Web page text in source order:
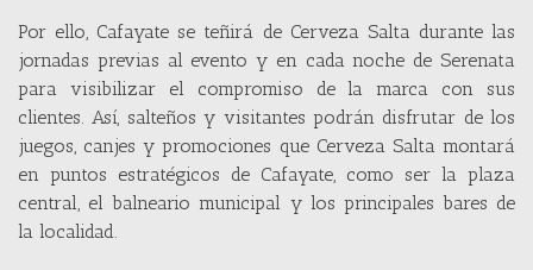
Por ello, Cafayate se teñirá de Cerveza Salta durante las
jornadas previas al evento y en cada noche de Serenata
para visibilizar el compromiso de la marca con sus
clientes. Así, salteños y visitantes podrán disfrutar de los
juegos, canjes y promociones que Cerveza Salta montará
en puntos estratégicos de Cafayate, como ser la plaza
central, el balneario municipal y los principales bares de
la localidad.